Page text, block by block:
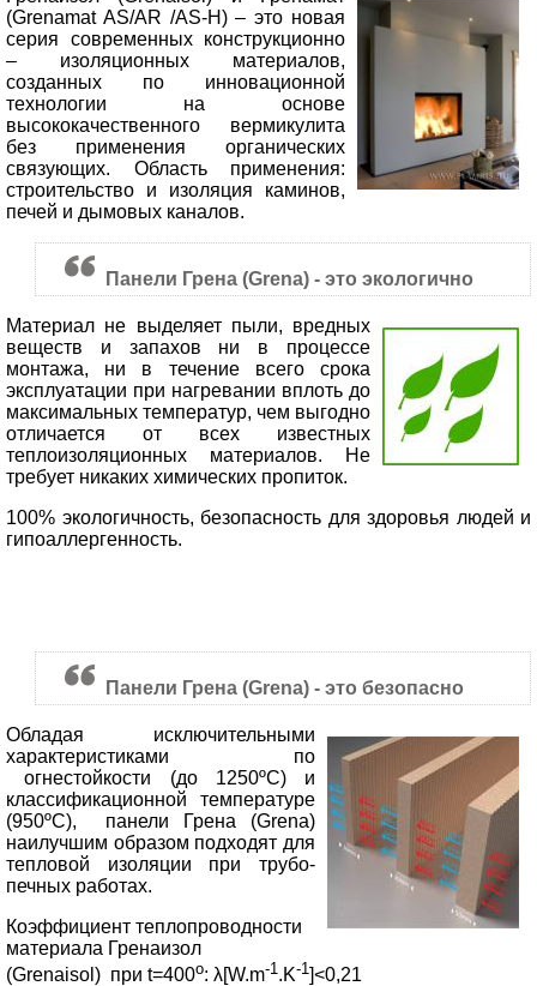
(Grenamat AS/AR /AS-H) – это новая
серия современных конструкционно
– изоляционных материалов,
созданных по инновационной
технологии на основе
высококачественного вермикулита
без применения органических
связующих. Область применения:
строительство и изоляция каминов,
печей и дымовых каналов.
Панели Грена (Grena) - это экологично
Материал не выделяет пыли, вредных
веществ и запахов ни в процессе
монтажа, ни в течение всего срока
эксплуатации при нагревании вплоть до
максимальных температур, чем выгодно
отличается от всех известных
теплоизоляционных материалов. Не
требует никаких химических пропиток.
100% экологичность, безопасность для здоровья людей и
гипоаллергенность.
Панели Грена (Grena) - это безопасно
Обладая исключительными
характеристиками по
огнестойкости (до 1250ºС) и
классификационной температуре
(950ºС), панели Грена (Grena)
наилучшим образом подходят для
тепловой изоляции при трубо-
печных работах.
Коэффициент теплопроводности
материала Гренаизол
(Grenaisol) при t=400o: λ[W.m-1 .K-1]<0,21